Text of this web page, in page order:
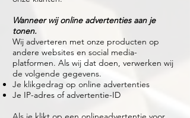
Wanneer wij online advertenties aan je
tonen.
Wij adverteren met onze producten op
andere websites en social media-
platformen. Als wij dat doen, verwerken wij
de volgende gegevens.
Je klikgedrag op online advertenties
Je IP-adres of advertentie-ID